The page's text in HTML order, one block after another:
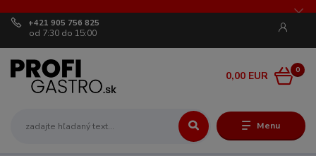
Menu
+421 905 756 825
od 7:30 do 15:00
0
0,00 EUR